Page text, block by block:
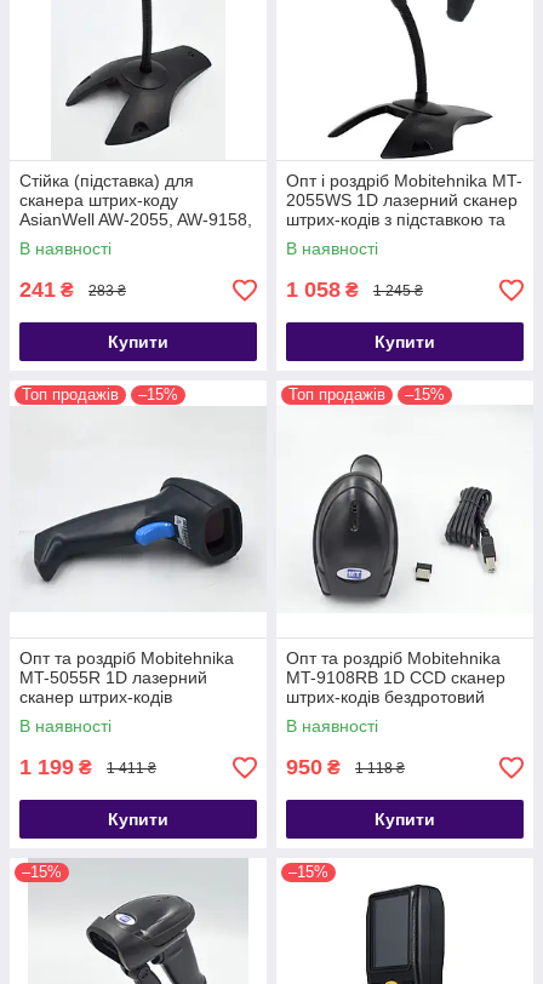
Стійка (підставка) для
сканера штрих-коду
AsianWell AW-2055, AW-9158,
AW-5055R, AW-3800 (AW-
2055ST)
В наявності
241 ₴ 283 ₴
Купити
Опт і роздріб Mobitehnika MT-
2055WS 1D лазерний сканер
штрих-кодів з підставкою та
датчиком руху дротовий USB
(AW-2055A)
В наявності
1 058 ₴ 1 245 ₴
Купити
Топ продажів –15%
Опт та роздріб Mobitehnika
MT-5055R 1D лазерний
сканер штрих-кодів
бездротовий 2.4G, USB (MT-
5055R; AW-5055R)
В наявності
1 199 ₴ 1 411 ₴
Купити
Топ продажів –15%
Опт та роздріб Mobitehnika
MT-9108RB 1D CCD сканер
штрих-кодів бездротовий
2.4G, USB (AW-9108RB)
В наявності
950 ₴ 1 118 ₴
Купити
–15% –15%